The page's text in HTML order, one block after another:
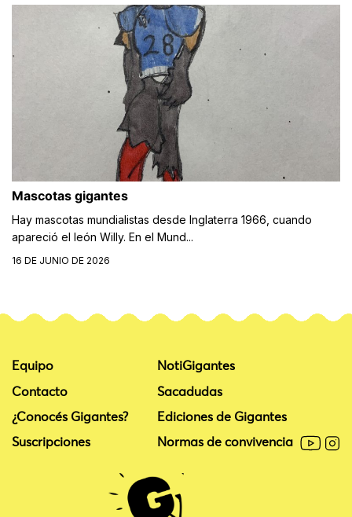
Mascotas gigantes
Hay mascotas mundialistas desde Inglaterra 1966, cuando
apareció el león Willy. En el Mund...
16 DE JUNIO DE 2026
Equipo
Contacto
¿Conocés Gigantes?
Suscripciones
NotiGigantes
Sacadudas
Ediciones de Gigantes
Normas de convivencia